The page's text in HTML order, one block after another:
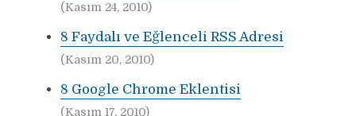
(Kasım 24, 2010)
8 Faydalı ve Eğlenceli RSS Adresi
(Kasım 20, 2010)
8 Google Chrome Eklentisi
(Kasım 17, 2010)